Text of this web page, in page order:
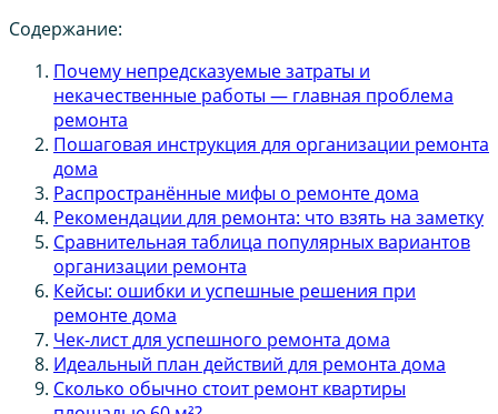
Содержание:
Почему непредсказуемые затраты и
некачественные работы — главная проблема
ремонта
Пошаговая инструкция для организации ремонта
дома
Распространённые мифы о ремонте дома
Рекомендации для ремонта: что взять на заметку
Сравнительная таблица популярных вариантов
организации ремонта
Кейсы: ошибки и успешные решения при
ремонте дома
Чек-лист для успешного ремонта дома
Идеальный план действий для ремонта дома
Сколько обычно стоит ремонт квартиры